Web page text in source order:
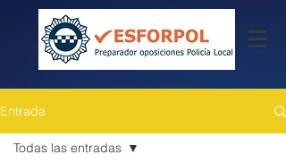
Entrada
Todas las entradas